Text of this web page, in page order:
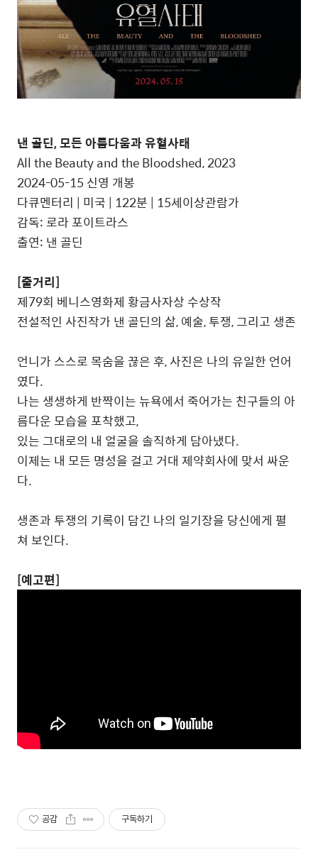
낸 골딘, 모든 아름다움과 유혈사태
All the Beauty and the Bloodshed, 2023
2024-05-15 신영 개봉
다큐멘터리 | 미국 | 122분 | 15세이상관람가
감독: 로라 포이트라스
출연: 낸 골딘
[줄거리]
제79회 베니스영화제 황금사자상 수상작
전설적인 사진작가 낸 골딘의 삶, 예술, 투쟁, 그리고 생존
언니가 스스로 목숨을 끊은 후, 사진은 나의 유일한 언어
였다.
나는 생생하게 반짝이는 뉴욕에서 죽어가는 친구들의 아
름다운 모습을 포착했고,
있는 그대로의 내 얼굴을 솔직하게 담아냈다.
이제는 내 모든 명성을 걸고 거대 제약회사에 맞서 싸운
다.
생존과 투쟁의 기록이 담긴 나의 일기장을 당신에게 펼
쳐 보인다.
[예고편]
공감 구독하기